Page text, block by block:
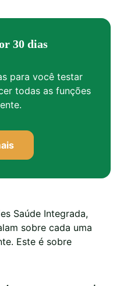
30 dias
para você testar
todas as funções
Saúde Integrada,
sobre cada uma
Este é sobre